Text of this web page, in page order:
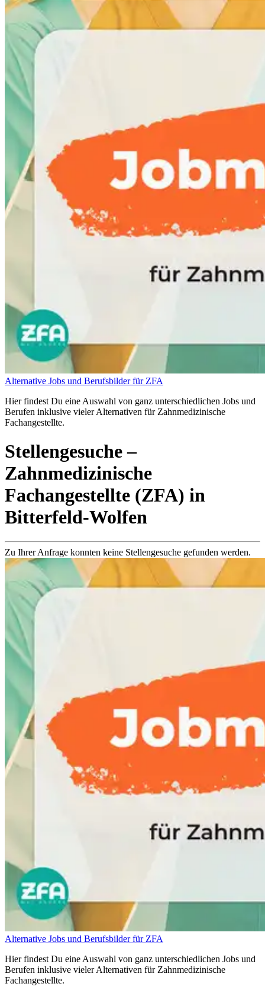
Alternative Jobs und Berufsbilder für ZFA
Hier findest Du eine Auswahl von ganz unterschiedlichen Jobs und
Berufen inklusive vieler Alternativen für Zahnmedizinische
Fachangestellte.
Stellengesuche–
Zahnmedizinische
Fachangestellte (ZFA) in
Bitterfeld-Wolfen
Zu Ihrer Anfrage konnten keine Stellengesuche gefunden werden.
Alternative Jobs und Berufsbilder für ZFA
Hier findest Du eine Auswahl von ganz unterschiedlichen Jobs und
Berufen inklusive vieler Alternativen für Zahnmedizinische
Fachangestellte.